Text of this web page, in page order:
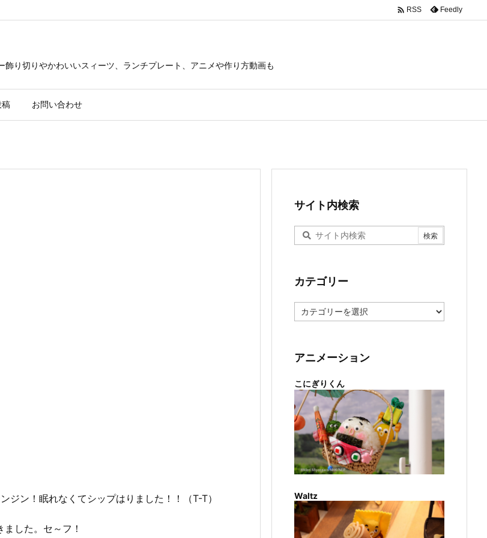
り切りやかわいいスィーツ、ランチプレート、アニメや作り方動画も
稿 お問い合わせ
 RSS Feedly
ジン！眠れなくてシップはりました！！（T-T）
した。セ～フ！
サイト内検索
カテゴリー
テ
ー
アニメーション
こにぎりくん
Waltz